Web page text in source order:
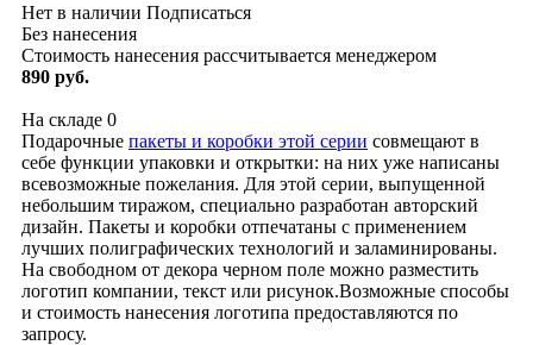
Нет в наличии Подписаться
Без нанесения
Стоимость нанесения рассчитывается менеджером
890 руб.
На складе 0
Подарочные пакеты и коробки этой серии совмещают в
себе функции упаковки и открытки: на них уже написаны
всевозможные пожелания. Для этой серии, выпущенной
небольшим тиражом, специально разработан авторский
дизайн. Пакеты и коробки отпечатаны с применением
лучших полиграфических технологий и заламинированы.
На свободном от декора черном поле можно разместить
логотип компании, текст или рисунок.Возможные способы
и стоимость нанесения логотипа предоставляются по
запросу.